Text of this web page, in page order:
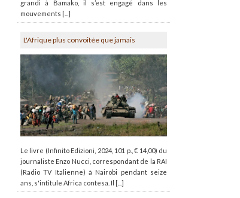
grandi à Bamako, il s’est engagé dans les
mouvements [...]
L'Afrique plus convoitée que jamais
Le livre (Infinito Edizioni, 2024, 101 p., € 14,00) du
journaliste Enzo Nucci, correspondant de la RAI
(Radio TV Italienne) à Nairobi pendant seize
ans, s'intitule Africa contesa. Il [...]